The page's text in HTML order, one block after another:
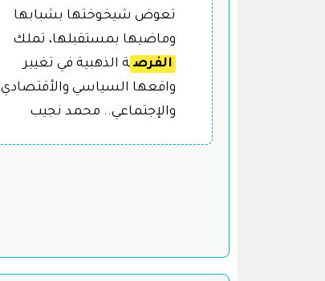
تعوض شيخوختها بشبابها
وماضيها بمستقبلها، تملك
الفرص ة الذهبية في تغيير
واقعها السياسي والأقتصادي
والإجتماعي.. محمد نجيب